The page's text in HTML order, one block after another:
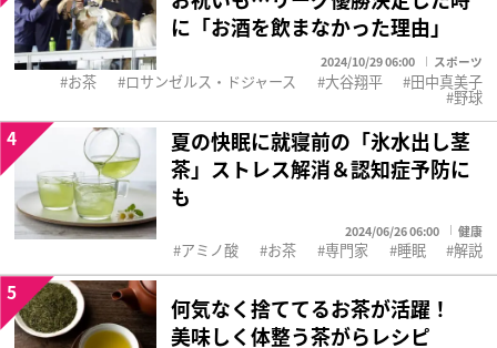
に「お酒を飲まなかった理由」
2024/10/29 06:00 スポーツ
お茶 ロサンゼルス・ドジャース 大谷翔平 田中真美子
野球
夏の快眠に就寝前の「氷水出し茎
茶」ストレス解消＆認知症予防に
も
2024/06/26 06:00 健康
4
アミノ酸 お茶 専門家 睡眠 解説
何気なく捨ててるお茶が活躍！
美味しく体整う茶がらレシピ
5